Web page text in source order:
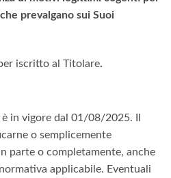
prevalgano sui Suoi
iscritto al Titolare.
in vigore dal 01/08/2025. Il
o semplicemente
parte o completamente, anche
applicabile. Eventuali